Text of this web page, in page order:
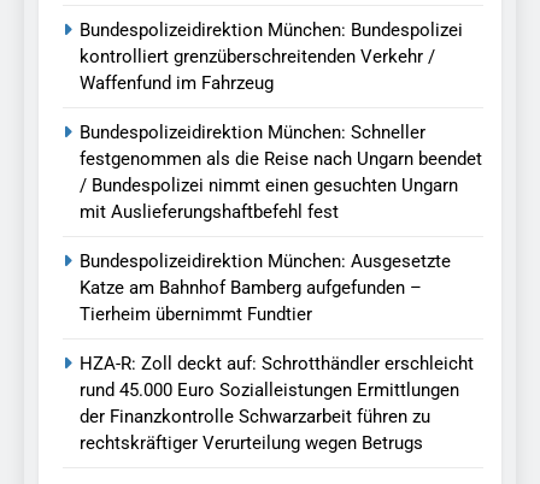
Bundespolizeidirektion München: Bundespolizei
kontrolliert grenzüberschreitenden Verkehr /
Waffenfund im Fahrzeug
Bundespolizeidirektion München: Schneller
festgenommen als die Reise nach Ungarn beendet
/ Bundespolizei nimmt einen gesuchten Ungarn
mit Auslieferungshaftbefehl fest
Bundespolizeidirektion München: Ausgesetzte
Katze am Bahnhof Bamberg aufgefunden –
Tierheim übernimmt Fundtier
HZA-R: Zoll deckt auf: Schrotthändler erschleicht
rund 45.000 Euro Sozialleistungen Ermittlungen
der Finanzkontrolle Schwarzarbeit führen zu
rechtskräftiger Verurteilung wegen Betrugs